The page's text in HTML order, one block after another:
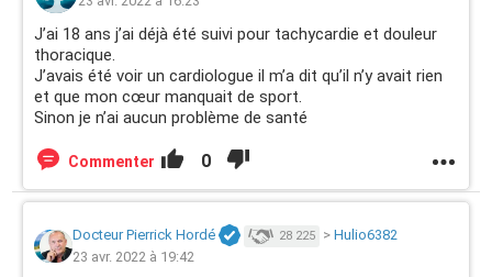
J’ai 18 ans j’ai déjà été suivi pour tachycardie et douleur
thoracique.
J’avais été voir un cardiologue il m’a dit qu’il n’y avait rien
et que mon cœur manquait de sport.
Sinon je n’ai aucun problème de santé
Commenter 0
Docteur Pierrick Hordé 28 225 > Hulio6382
23 avr. 2022 à 19:42